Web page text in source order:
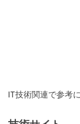
IT技術関連で参考